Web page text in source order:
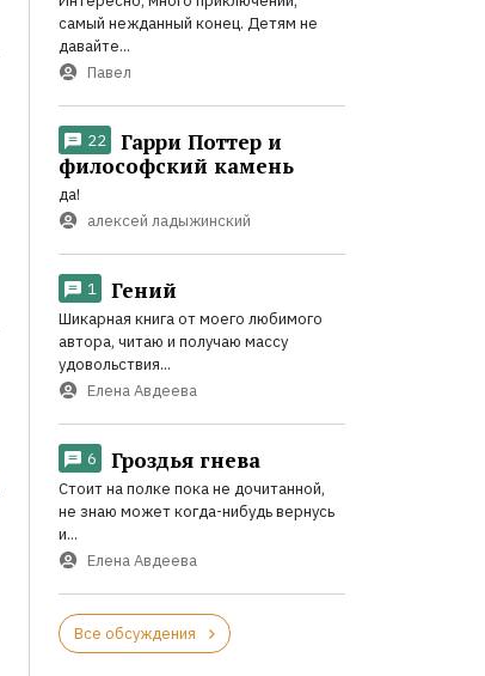
самый нежданный конец. Детям не
давайте...
Павел
22
Гарри Поттер и
философский камень
да!
алексей ладыжинский
1 Гений
Шикарная книга от моего любимого
автора, читаю и получаю массу
удовольствия...
Елена Авдеева
6 Гроздья гнева
Стоит на полке пока не дочитанной,
не знаю может когда-нибудь вернусь
и...
Елена Авдеева
Все обсуждения